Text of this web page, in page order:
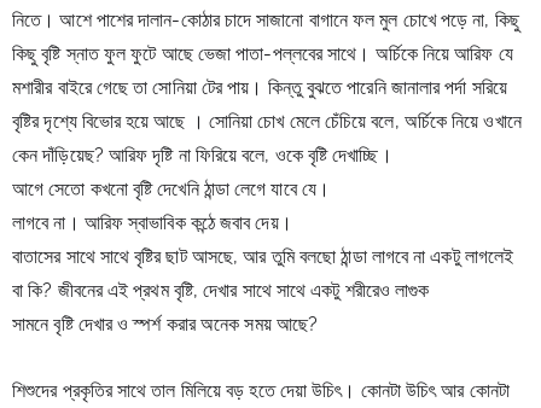
নিতে। আশে পাশের দালান-কোঠার চাদে সাজানো বাগানে ফল মুল চোখে পড়ে না, কিছু
কিছু বৃষ্টি স্নাত ফুল ফুটে আছে ভেজা পাতা-পল্লবের সাথে। অর্চিকে নিয়ে আরিফ যে
মশারীর বাইরে গেছে তা সোনিয়া টের পায়। কিন্তু বুঝতে পারেনি জানালার পর্দা সরিয়ে
বৃষ্টির দৃশ্যে বিভোর হয়ে আছে । সোনিয়া চোখ মেলে চেঁচিয়ে বলে, অর্চিকে নিয়ে ওখানে
কেন দাঁড়িয়েছ? আরিফ দৃষ্টি না ফিরিয়ে বলে, ওকে বৃষ্টি দেখাচ্ছি।
আগে সেতো কখনো বৃষ্টি দেখেনি ঠান্ডা লেগে যাবে যে।
লাগবে না। আরিফ স্বাভাবিক কন্ঠে জবাব দেয়।
বাতাসের সাথে সাথে বৃষ্টির ছাট আসছে, আর তুমি বলছো ঠান্ডা লাগবে না একটু লাগলেই
বা কি? জীবনের এই প্রথম বৃষ্টি, দেখার সাথে সাথে একটু শরীরেও লাগুক
সামনে বৃষ্টি দেখার ও স্পর্শ করার অনেক সময় আছে?
শিশুদের প্রকৃতির সাথে তাল মিলিয়ে বড় হতে দেয়া উচিৎ। কোনটা উচিৎ আর কোনটা